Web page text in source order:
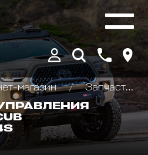
магазин
Запчасти и Аксессуары для лебедок